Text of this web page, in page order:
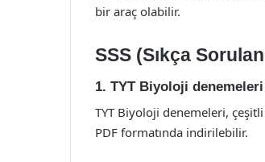
bir araç olabilir.
SSS (Sıkça
1. TYT Biyoloji
TYT Biyoloji denemeleri,
PDF formatında indirilebilir.